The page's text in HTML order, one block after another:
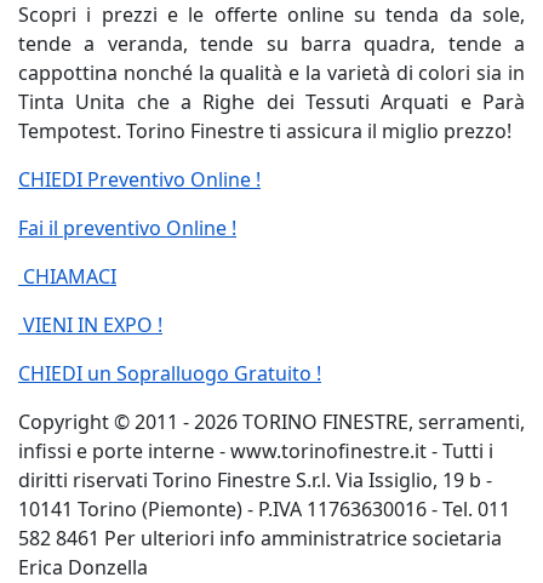
Scopri i prezzi e le offerte online su tenda da sole,
tende a veranda, tende su barra quadra, tende a
cappottina nonché la qualità e la varietà di colori sia in
Tinta Unita che a Righe dei Tessuti Arquati e Parà
Tempotest. Torino Finestre ti assicura il miglio prezzo!
CHIEDI Preventivo Online !
Fai il preventivo Online !
CHIAMACI
VIENI IN EXPO !
CHIEDI un Sopralluogo Gratuito !
Copyright © 2011 - 2026 TORINO FINESTRE, serramenti,
infissi e porte interne - www.torinofinestre.it - Tutti i
diritti riservati Torino Finestre S.r.l. Via Issiglio, 19 b -
10141 Torino (Piemonte) - P.IVA 11763630016 - Tel. 011
582 8461 Per ulteriori info amministratrice societaria
Erica Donzella